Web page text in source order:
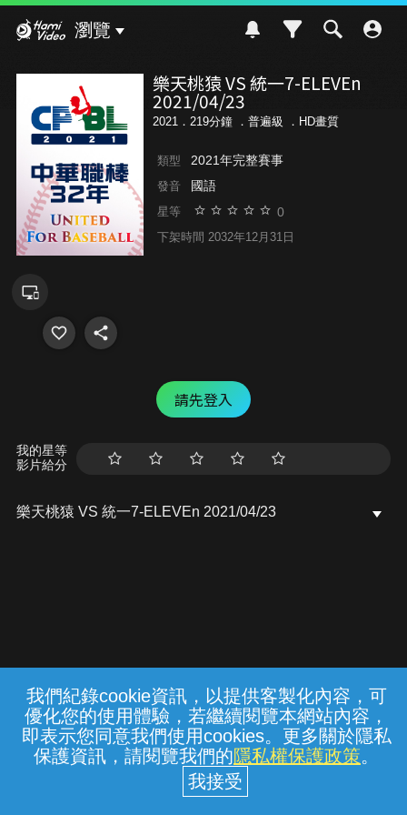
我們紀錄cookie資訊，以提供客製化內容，可
優化您的使用體驗，若繼續閱覽本網站內容，
即表示您同意我們使用cookies。更多關於隱私
保護資訊，請閱覽我們的隱私權保護政策。
瀏覽
樂天桃猿 VS 統一7-ELEVEn
2021/04/23
2021．219分鐘 ． 普遍級 ．HD畫質
類型 2021年完整賽事
發音 國語
星等 0
下架時間 2032年12月31日
請先登入
我的星等
影片給分
樂天桃猿 VS 統一7-ELEVEn 2021/04/23
常見問題 線上客服 服務條款 隱私權保護
中華電信股份有限公司個人家庭分公司
(統一編號：96979949) © 2026
{{notifyMsg}}